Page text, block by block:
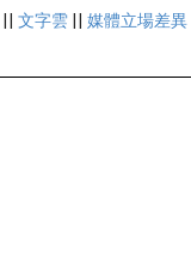
|| 文字雲 || 媒體立場差異